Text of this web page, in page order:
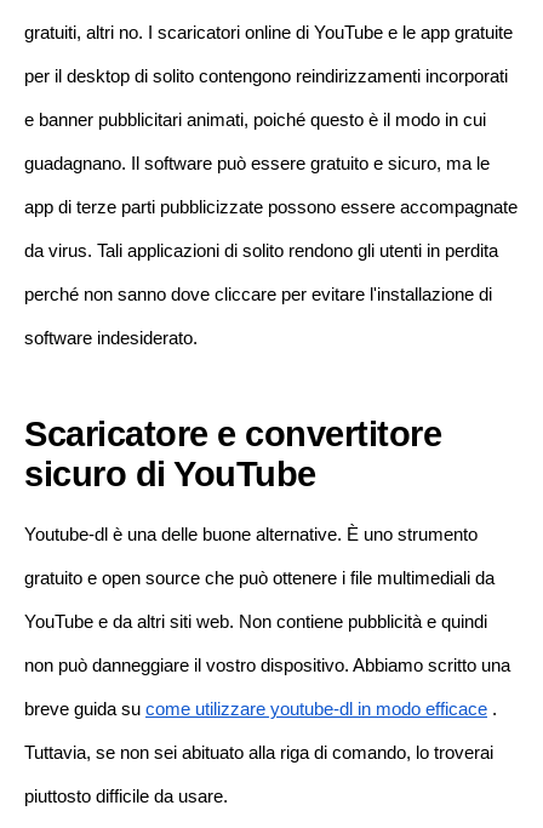
gratuiti, altri no. I scaricatori online di YouTube e le app gratuite
per il desktop di solito contengono reindirizzamenti incorporati
e banner pubblicitari animati, poiché questo è il modo in cui
guadagnano. Il software può essere gratuito e sicuro, ma le
app di terze parti pubblicizzate possono essere accompagnate
da virus. Tali applicazioni di solito rendono gli utenti in perdita
perché non sanno dove cliccare per evitare l'installazione di
software indesiderato.
Scaricatore e convertitore
sicuro di YouTube
Youtube-dl è una delle buone alternative. È uno strumento
gratuito e open source che può ottenere i file multimediali da
YouTube e da altri siti web. Non contiene pubblicità e quindi
non può danneggiare il vostro dispositivo. Abbiamo scritto una
breve guida su come utilizzare youtube-dl in modo efficace .
Tuttavia, se non sei abituato alla riga di comando, lo troverai
piuttosto difficile da usare.